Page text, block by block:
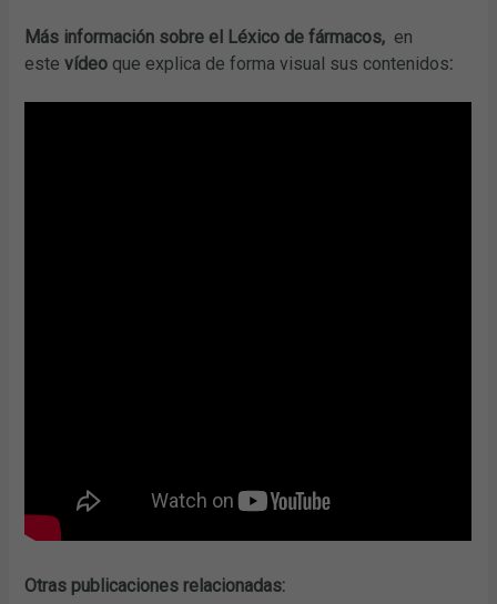
Más información sobre el Léxico de fármacos, en
este vídeo que explica de forma visual sus contenidos:
Otras publicaciones relacionadas: